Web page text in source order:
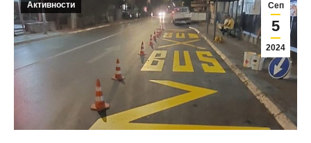
Сеп
5
2024
Активности